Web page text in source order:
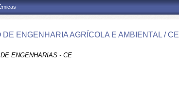
DE ENGENHARIA AGRÍCOLA E AMBIENTAL / CE
ENGENHARIAS - CE